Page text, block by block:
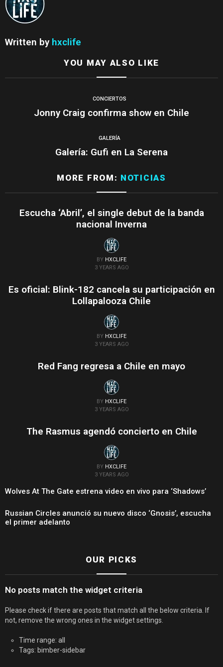
Written by hxclife
YOU MAY ALSO LIKE
CONCIERTOS
Jonny Craig confirma show en Chile
GALERÍA
Galería: Gufi en La Serena
MORE FROM: NOTICIAS
Escucha ‘Abril’, el single debut de la banda
nacional Inverna
BY HXCLIFE
3 YEARS AGO
Es oficial: Blink-182 cancela su participación en
Lollapalooza Chile
BY HXCLIFE
3 YEARS AGO
Red Fang regresa a Chile en mayo
BY HXCLIFE
3 YEARS AGO
The Rasmus agendó concierto en Chile
BY HXCLIFE
3 YEARS AGO
Wolves At The Gate estrena video en vivo para ‘Shadows’
Russian Circles anunció su nuevo disco ‘Gnosis’, escucha
el primer adelanto
OUR PICKS
No posts match the widget criteria
Please check if there are posts that match all the below criteria. If
not, remove the wrong ones in the widget settings.
Time range: all
Tags: bimber-sidebar